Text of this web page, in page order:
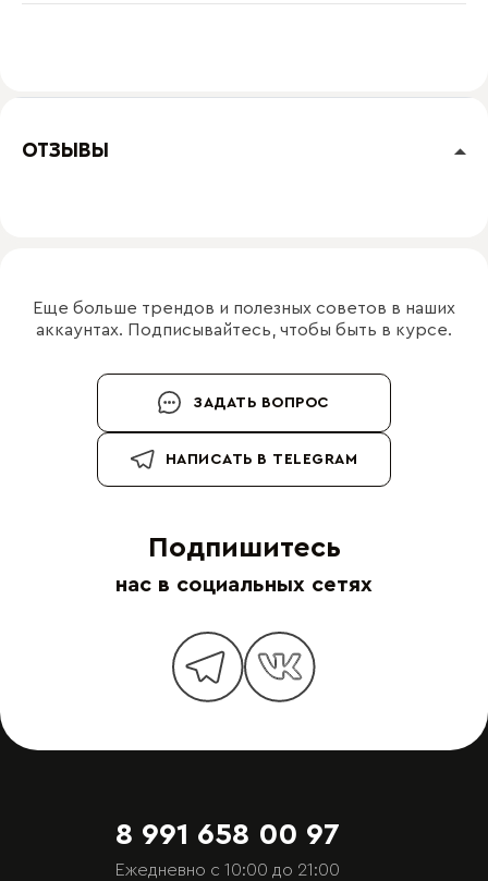
ОТЗЫВЫ
Еще больше трендов и полезных советов в наших
аккаунтах. Подписывайтесь, чтобы быть в курсе.
ЗАДАТЬ ВОПРОС
НАПИСАТЬ В TELEGRAM
Подпишитесь
нас в социальных сетях
8 991 658 00 97
Ежедневно с 10:00 до 21:00